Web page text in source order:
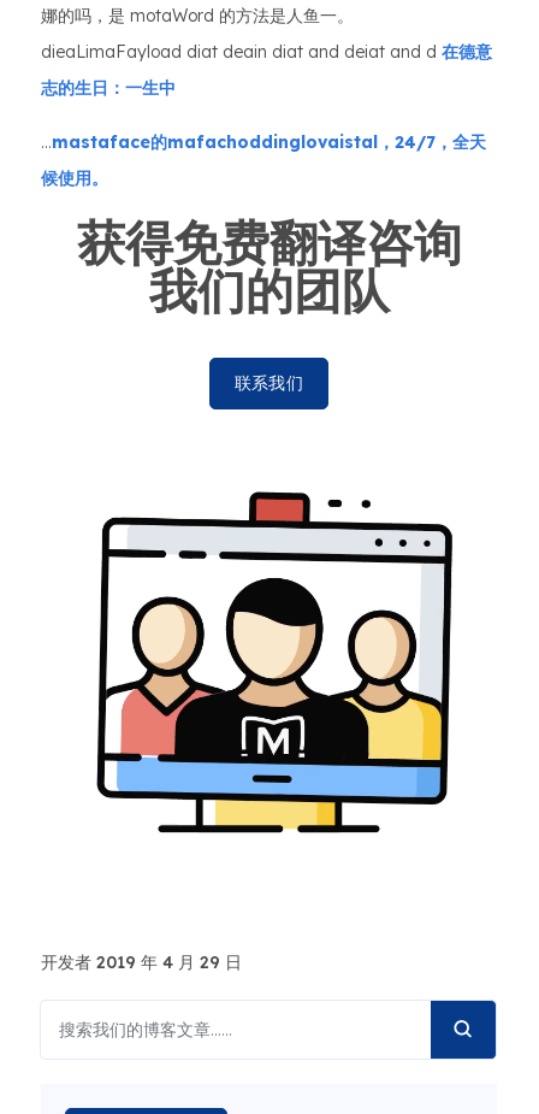
娜的吗，是 motaWord 的方法是人鱼一。
dieaLimaFayload diat deain diat and deiat and d 在德意
志的生日：一生中
...mastaface的mafachoddinglovaistal，24/7，全天
候使用。
获得免费翻译咨询
我们的团队
联系我们
开发者 2019 年 4 月 29 日